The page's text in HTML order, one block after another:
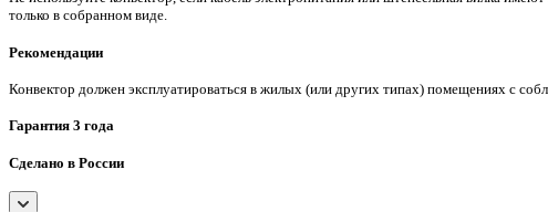
только в собранном виде.
Рекомендации
Конвектор должен эксплуатироваться в жилых (или других типах) помещениях с
Гарантия 3 года
Сделано в России